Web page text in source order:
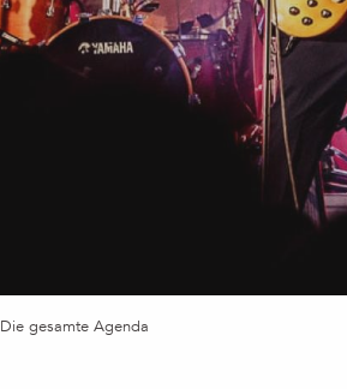
Die gesamte Agenda